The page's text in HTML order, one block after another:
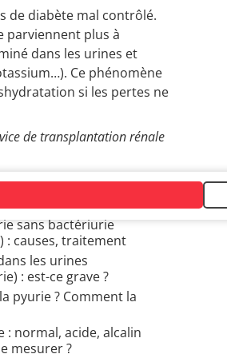
de diabète mal contrôlé.
parviennent plus à
dans les urines et
Ce phénomène
si les pertes ne
de transplantation rénale
sans bactériurie
: causes, traitement
les urines
: est-ce grave ?
pyurie ? Comment la
: normal, acide, alcalin
mesurer ?